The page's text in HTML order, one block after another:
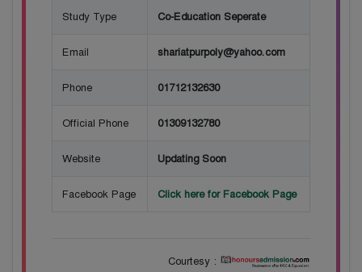
Study Type Co-Education Seperate
Email shariatpurpoly@yahoo.com
Phone 01712132630
Official Phone 01309132780
Website Updating Soon
Facebook Page Click here for Facebook Page
Courtesy :